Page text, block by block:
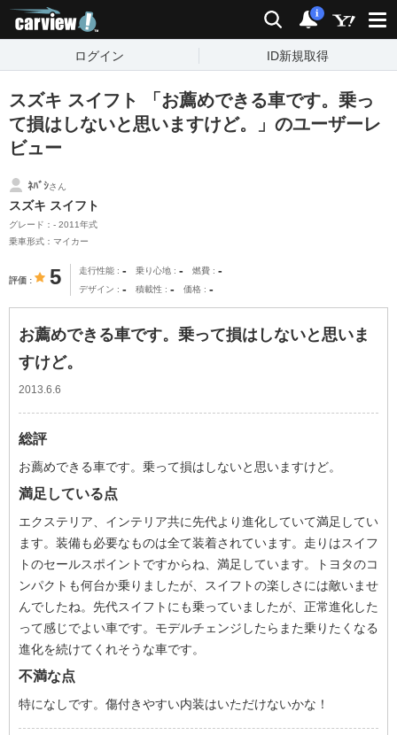
検索 通知
i
ログイン ID新規取得
スズキ スイフト 「お薦めできる車です。乗っ
て損はしないと思いますけど。」のユーザーレ
ビュー
ﾈﾊﾞｼさん
スズキ スイフト
グレード：- 2011年式
乗車形式：マイカー
評価 5 走行性能 - 乗り心地 - 燃費 -
デザイン - 積載性 - 価格 -
お薦めできる車です。乗って損はしないと思いま
すけど。
2013.6.6
総評
お薦めできる車です。乗って損はしないと思いますけど。
満足している点
エクステリア、インテリア共に先代より進化していて満足してい
ます。装備も必要なものは全て装着されています。走りはスイフ
トのセールスポイントですからね、満足しています。トヨタのコ
ンパクトも何台か乗りましたが、スイフトの楽しさには敵いませ
んでしたね。先代スイフトにも乗っていましたが、正常進化した
って感じでよい車です。モデルチェンジしたらまた乗りたくなる
進化を続けてくれそうな車です。
不満な点
特になしです。傷付きやすい内装はいただけないかな！